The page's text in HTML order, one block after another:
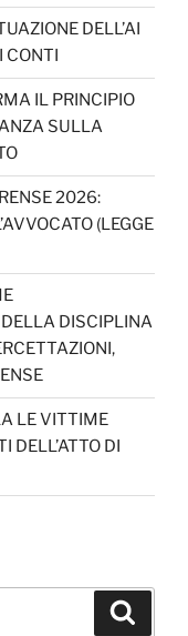
u
b
e
C
h
a
n
el
DELL’AI
IL PRINCIPIO
SULLA
2026:
(LEGGE
DELLA DISCIPLINA
LE VITTIME
DELL’ATTO DI